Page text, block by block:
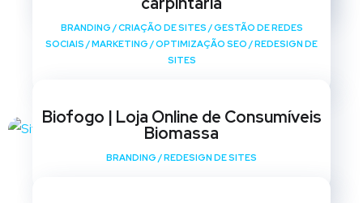
BRANDING /CRIAÇÃO DE SITES /GESTÃO DE REDES
SOCIAIS /MARKETING /OPTIMIZAÇÃO SEO /REDESIGN DE
SITES
Biofogo | Loja Online de Consumíveis
Biomassa
BRANDING /REDESIGN DE SITES